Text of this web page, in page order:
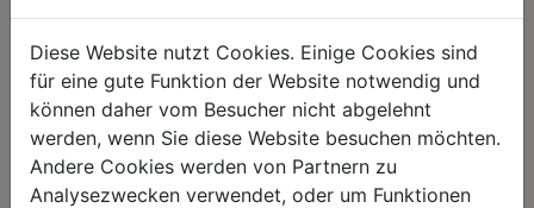
Unser Sortiment steht für ein
positives Lebensgefühl. Wir
schenken natürliche, stilvolle
Momente für harmonische Stunden
zu Hause – den Ort, an dem
Menschen sich geborgen fühlen und
positive Energie schöpfen.
Nicht immer ist der günstigste Preis
auch ein guter Preis. Wir handeln
fair – im Hinblick auf unsere
Kalkulation, angemessene
Entlohnung und unsere
Geschäftsbeziehungen.
Diese Website nutzt Cookies. Einige Cookies sind
für eine gute Funktion der Website notwendig und
können daher vom Besucher nicht abgelehnt
werden, wenn Sie diese Website besuchen möchten.
Andere Cookies werden von Partnern zu
Analysezwecken verwendet, oder um Funktionen